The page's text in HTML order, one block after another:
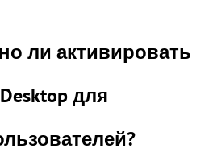
ли активировать
для